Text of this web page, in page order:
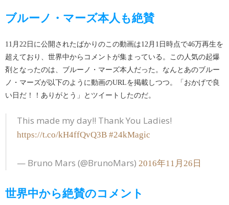
ブルーノ・マーズ本人も絶賛
11月22日に公開されたばかりのこの動画は12月1日時点で46万再生を
超えており、世界中からコメントが集まっている。この人気の起爆
剤となったのは、ブルーノ・マーズ本人だった。なんとあのブルー
ノ・マーズが以下のように動画のURLを掲載しつつ。「おかげで良
い日だ！！ありがとう」とツイートしたのだ。
This made my day!! Thank You Ladies!
https://t.co/kH4ffQvQ3B #24kMagic
— Bruno Mars (@BrunoMars) 2016年11月26日
世界中から絶賛のコメント